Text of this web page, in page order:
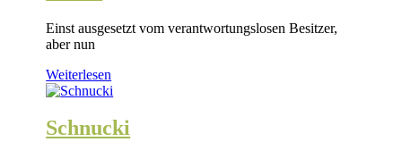
Einst ausgesetzt vom verantwortungslosen Besitzer,
aber nun
Weiterlesen
Schnucki